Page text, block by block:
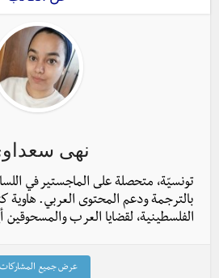
نهى
تونسيّة، متحصلة على الماجستير في
بالترجمة ودعم المحتوى العربي. هاوية
الفلسطينية، لقضايا العرب والمسحوقين
عرض جميع المشاركات